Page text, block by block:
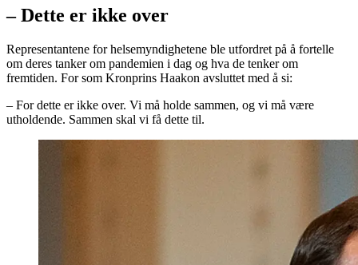
– Dette er ikke over
Representantene for helsemyndighetene ble utfordret på å fortelle
om deres tanker om pandemien i dag og hva de tenker om
fremtiden. For som Kronprins Haakon avsluttet med å si:
– For dette er ikke over. Vi må holde sammen, og vi må være
utholdende. Sammen skal vi få dette til.